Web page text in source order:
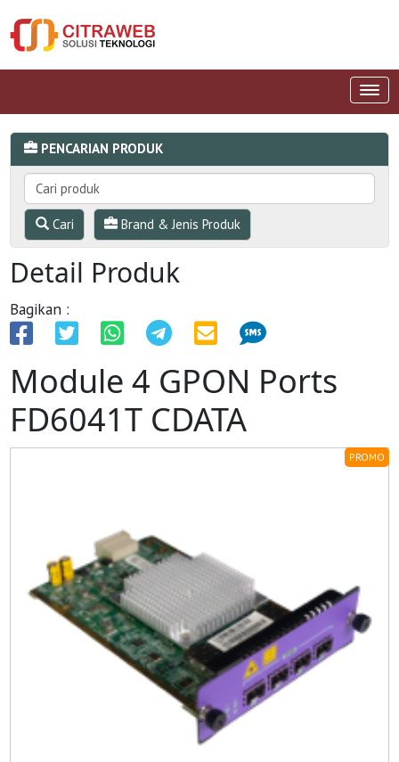
PENCARIAN PRODUK
Cari Brand & Jenis Produk
Detail Produk
Bagikan :
Module 4 GPON Ports
FD6041T CDATA
PROMO